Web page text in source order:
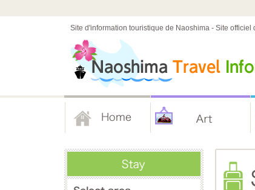
Site d'information touristique de Naoshima - Site